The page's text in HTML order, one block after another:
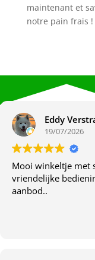
maintenant et
notre pain frais !
Eddy
19/07/2026
Mooi winkeltje met
vriendelijke
aanbod..